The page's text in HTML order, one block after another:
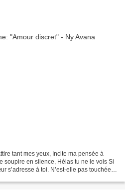
tant mes yeux, Incite ma pensée à
soupire en silence, Hélas tu ne le vois Si
s’adresse à toi. N’est-elle pas touchée